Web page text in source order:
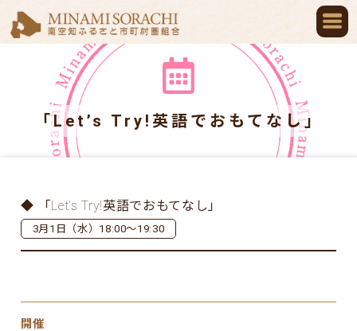
「Let’s Try!英語でおもてなし」
◆ 「Let’s Try!英語でおもてなし」
3月1日（水）18:00～19:30
開催